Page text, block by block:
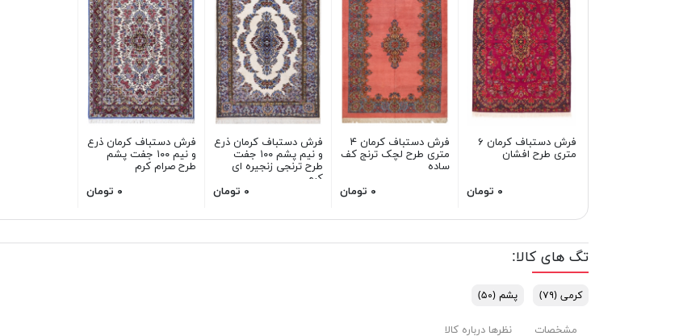
فرش دستباف کرمان ۶
متری طرح افشان
۰ تومان
فرش دستباف کرمان ۴
متری طرح لچک ترنج کف
ساده
۰ تومان
فرش دستباف کرمان ذرع
و نیم پشم ۱۰۰ جفت
طرح ترنجی زنجیره ای
کرم
۰ تومان
فرش دستباف کرمان ذرع
و نیم ۱۰۰ جفت پشم
طرح صرام کرم
۰ تومان
تگ های کالا:
کرمی(۷۹) پشم(۵۰)
مشخصات نظرها درباره کالا